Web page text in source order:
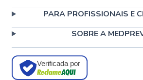
PARA PROFISSIONAIS E
SOBRE A
Verificada por